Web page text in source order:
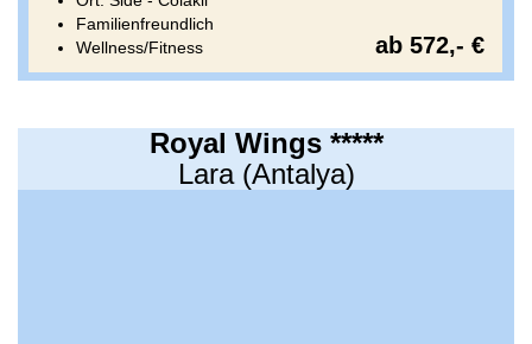
Familienfreundlich
Wellness/Fitness
ab 572,- €
Royal Wings *****
Lara (Antalya)